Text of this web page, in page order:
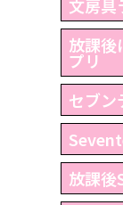
文房
放課後
プリ
セブン
放課